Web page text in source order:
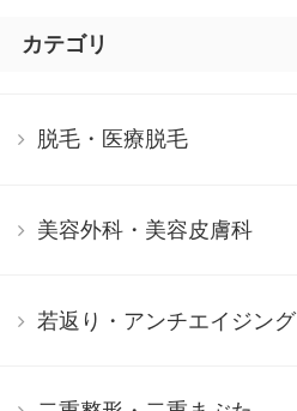
カテゴリ
脱毛・医療脱毛
美容外科・美容皮膚科
若返り・アンチエイジング